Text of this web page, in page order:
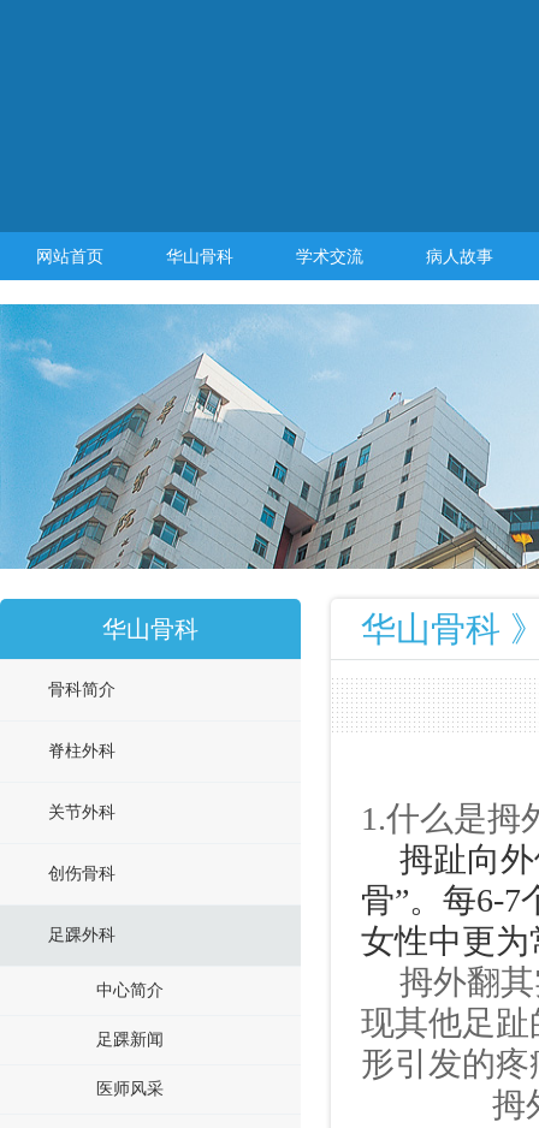
网站首页 华山骨科 学术交流 病人故事
华山骨科
骨科简介
脊柱外科
关节外科
创伤骨科
足踝外科
中心简介
足踝新闻
医师风采
华山骨科
1.什么是拇
拇趾向
骨”。每6-7
女性中更为
拇外翻
现其他足
形引发的
拇外